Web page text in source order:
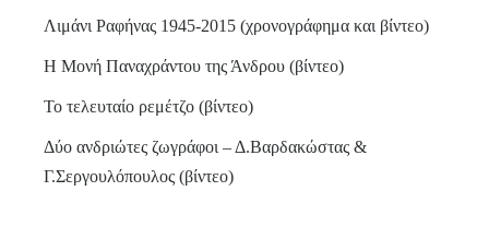
Λιμάνι Ραφήνας 1945-2015 (χρονογράφημα και βίντεο)
Η Μονή Παναχράντου της Άνδρου (βίντεο)
Το τελευταίο ρεμέτζο (βίντεο)
Δύο ανδριώτες ζωγράφοι – Δ.Βαρδακώστας &
Γ.Σεργουλόπουλος (βίντεο)